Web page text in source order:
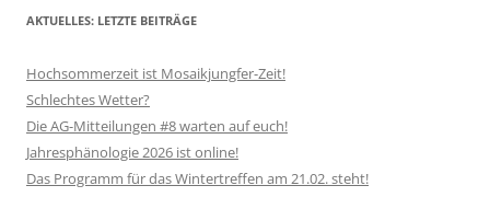
AKTUELLES: LETZTE BEITRÄGE
Hochsommerzeit ist Mosaikjungfer-Zeit!
Schlechtes Wetter?
Die AG-Mitteilungen #8 warten auf euch!
Jahresphänologie 2026 ist online!
Das Programm für das Wintertreffen am 21.02. steht!